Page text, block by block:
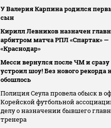
У Валерия Карпина родился
сын
Кирилл Левников назначен
арбитром матча РПЛ «Спартак» —
«Краснодар»
Месси вернулся после ЧМ и сразу
устроил шоу! Без нового рекорда
обошлось
Полиция Сеула провела обыск в
Корейской футбольной
делу о назначении бывшего
тренера